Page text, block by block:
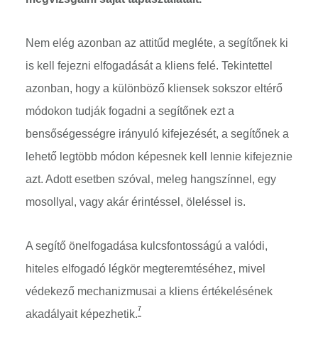
Nem elég azonban az attitűd megléte, a segítőnek ki
is kell fejezni elfogadását a kliens felé. Tekintettel
azonban, hogy a különböző kliensek sokszor eltérő
módokon tudják fogadni a segítőnek ezt a
bensőségességre irányuló kifejezését, a segítőnek a
lehető legtöbb módon képesnek kell lennie kifejeznie
azt. Adott esetben szóval, meleg hangszínnel, egy
mosollyal, vagy akár érintéssel, öleléssel is.
A segítő önelfogadása kulcsfontosságú a valódi,
hiteles elfogadó légkör megteremtéséhez, mivel
védekező mechanizmusai a kliens értékelésének
akadályait képezhetik.7